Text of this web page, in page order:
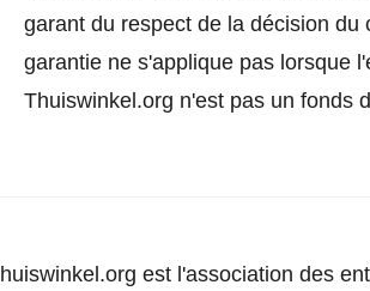
garant du respect de la décision
garantie ne s'applique pas lorsque
Thuiswinkel.org n'est pas un fonds
est l'association des